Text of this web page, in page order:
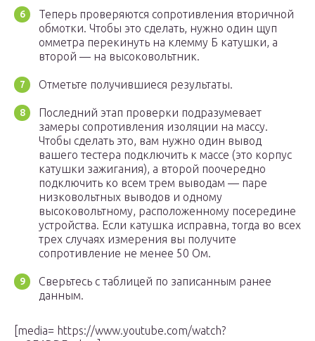
Теперь проверяются сопротивления вторичной
обмотки. Чтобы это сделать, нужно один щуп
омметра перекинуть на клемму Б катушки, а
второй — на высоковольтник.
Отметьте получившиеся результаты.
Последний этап проверки подразумевает
замеры сопротивления изоляции на массу.
Чтобы сделать это, вам нужно один вывод
вашего тестера подключить к массе (это корпус
катушки зажигания), а второй поочередно
подключить ко всем трем выводам — паре
низковольтных выводов и одному
высоковольтному, расположенному посередине
устройства. Если катушка исправна, тогда во всех
трех случаях измерения вы получите
сопротивление не менее 50 Ом.
Сверьтесь с таблицей по записанным ранее
данным.
[media= https://www.youtube.com/watch?